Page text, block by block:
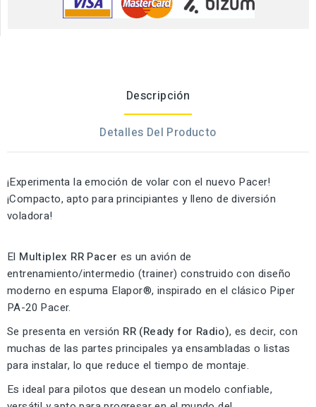
Descripción
Detalles Del Producto
¡Experimenta la emoción de volar con el nuevo Pacer!
¡Compacto, apto para principiantes y lleno de diversión
voladora!
El Multiplex RR Pacer es un avión de
entrenamiento/intermedio (trainer) construido con diseño
moderno en espuma Elapor®, inspirado en el clásico Piper
PA-20 Pacer.
Se presenta en versión RR (Ready for Radio), es decir, con
muchas de las partes principales ya ensambladas o listas
para instalar, lo que reduce el tiempo de montaje.
Es ideal para pilotos que desean un modelo confiable,